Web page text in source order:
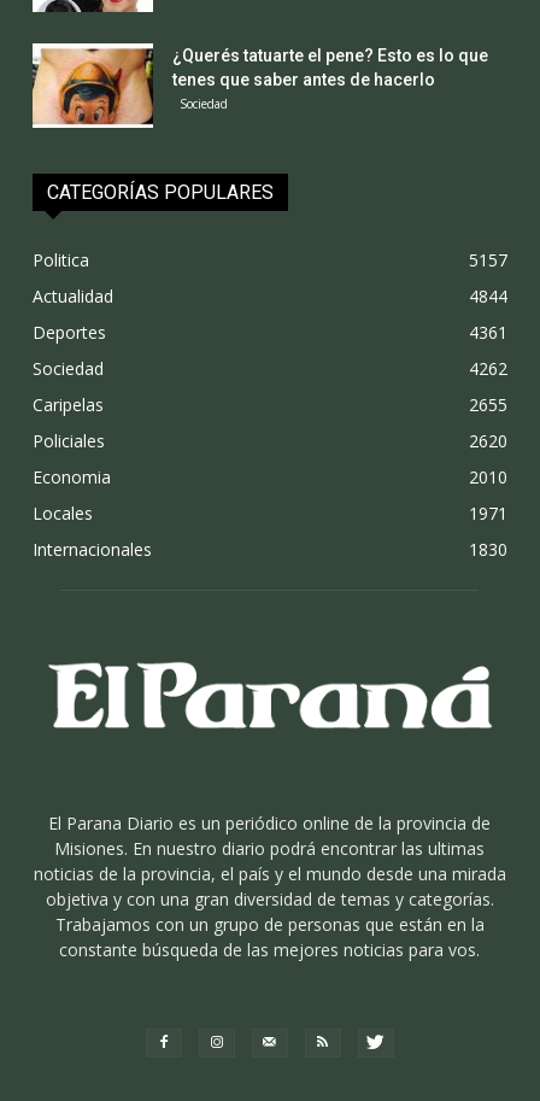
¿Querés tatuarte el pene? Esto es lo que
tenes que saber antes de hacerlo
Sociedad
CATEGORÍAS POPULARES
Politica
5157
Actualidad
4844
Deportes
4361
Sociedad
4262
Caripelas
2655
Policiales
2620
Economia
2010
Locales
1971
Internacionales
1830
El Parana Diario es un periódico online de la provincia de
Misiones. En nuestro diario podrá encontrar las ultimas
noticias de la provincia, el país y el mundo desde una mirada
objetiva y con una gran diversidad de temas y categorías.
Trabajamos con un grupo de personas que están en la
constante búsqueda de las mejores noticias para vos.